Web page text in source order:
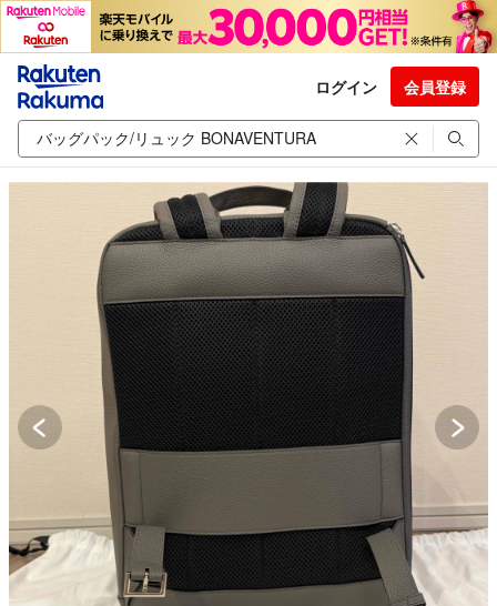
ログイン 会員登録